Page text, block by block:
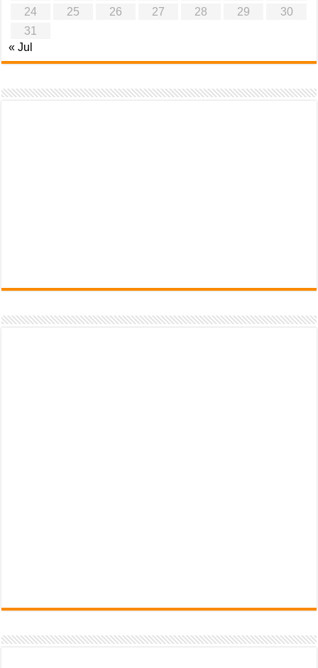
24
25 26 27 28 29
30
31
« Jul